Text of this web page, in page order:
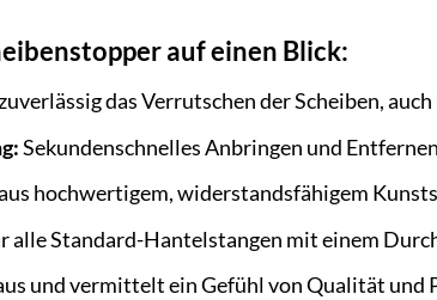
auf einen Blick:
das Verrutschen der Scheiben,
Sekundenschnelles Anbringen und
hochwertigem, widerstandsfähigem
alle Standard-Hantelstangen mit einem
und vermittelt ein Gefühl von Qualität und